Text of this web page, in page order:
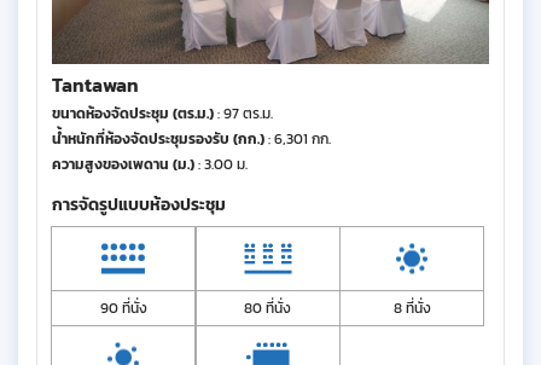
Tantawan
ขนาดห้องจัดประชุม (ตร.ม.): 97 ตร.ม.
น้ำหนักที่ห้องจัดประชุมรองรับ (กก.): 6,301 กก.
ความสูงของเพดาน (ม.): 3.00 ม.
การจัดรูปแบบห้องประชุม
90 ที่นั่ง 80 ที่นั่ง 8 ที่นั่ง